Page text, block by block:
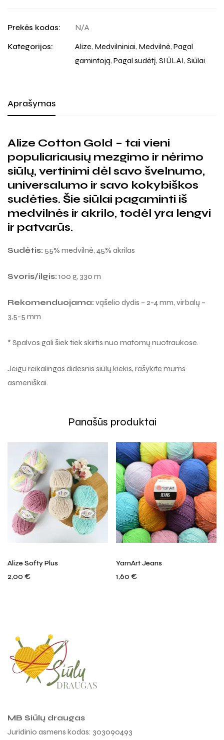
Prekės kodas:
N/A
Kategorijos:
Alize, Medvilniniai, Medvilnė, Pagal
gamintoją, Pagal sudėtį, SIŪLAI, Siūlai
Aprašymas
Alize Cotton Gold – tai vieni
populiariausių mezgimo ir nėrimo
siūlų, vertinimi dėl savo švelnumo,
universalumo ir savo kokybiškos
sudėties. Šie siūlai pagaminti iš
medvilnės ir akrilo, todėl yra lengvi
ir patvarūs.
Sudėtis: 55% medvilnė, 45% akrilas
Svoris/ilgis: 100 g, 330 m
Rekomenduojama: vąšelio dydis – 2-4 mm, virbalų –
3,5-5 mm
* Spalvos gali šiek tiek skirtis nuo matomų nuotraukose.
Jeigu reikalingas didesnis siūlų kiekis, rašykite mums
asmeniškai.
Panašūs produktai
Alize Softy Plus
2,00 €
YarnArt Jeans
1,60 €
MB Siūlų draugas
Juridinio asmens kodas: 303090493